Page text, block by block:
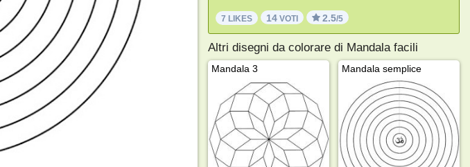
7 LIKES 14VOTI 2.5/5
Altri disegni da colorare di Mandala facili
Mandala 3 Mandala semplice